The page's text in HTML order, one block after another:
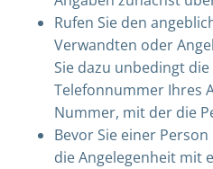
Rufen Sie den
Verwandten oder
Sie dazu unbedingt
Telefonnummer Ihres
Nummer, mit der die
Bevor Sie einer
die Angelegenheit mit